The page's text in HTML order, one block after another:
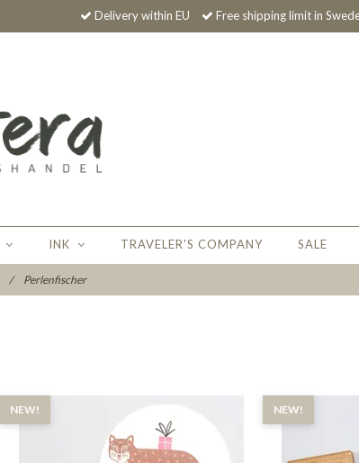
Delivery within EU Free shipping limit in
INK TRAVELER'S COMPANY SALE
/ Perlenfischer
NEW! NEW!